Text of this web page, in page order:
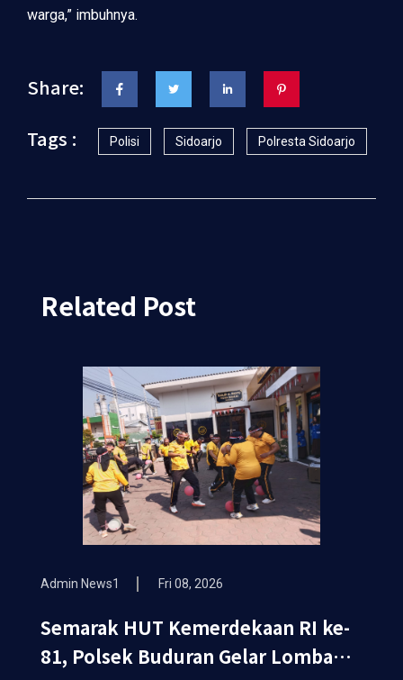
warga,” imbuhnya.
Share:
Tags :
Polisi Sidoarjo Polresta Sidoarjo
Related Post
Admin News1 Fri 08, 2026
Semarak HUT Kemerdekaan RI ke-
81, Polsek Buduran Gelar Lomba